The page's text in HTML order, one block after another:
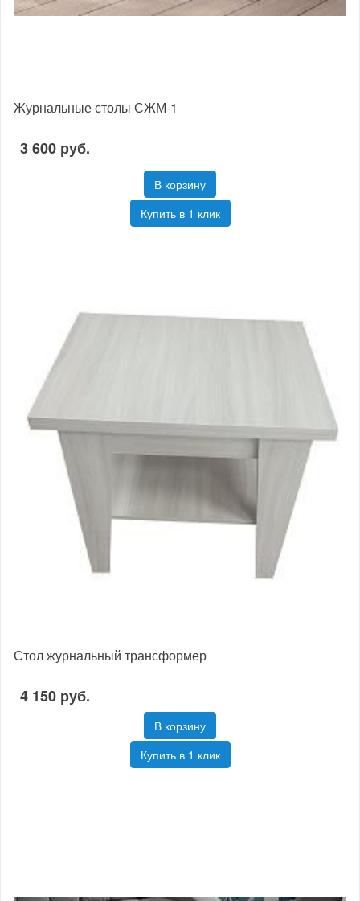
Журнальные столы СЖМ-1
3 600 руб.
В корзину
Купить в 1 клик
Стол журнальный трансформер
4 150 руб.
В корзину
Купить в 1 клик